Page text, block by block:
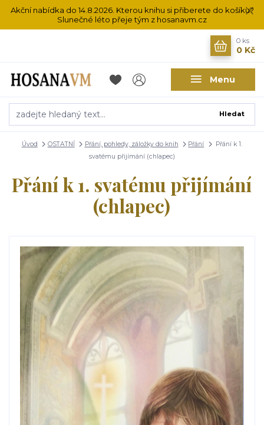
Akční nabídka do 14.8.2026. Kterou knihu si přiberete do košíku?
Slunečné léto přeje tým z hosanavm.cz
Menu
Hledat
0 ks
0 Kč
Úvod OSTATNÍ Přání, pohledy, záložky do knih Přání
Přání k 1.
svatému přijímání (chlapec)
Přání k 1. svatému přijímání
(chlapec)